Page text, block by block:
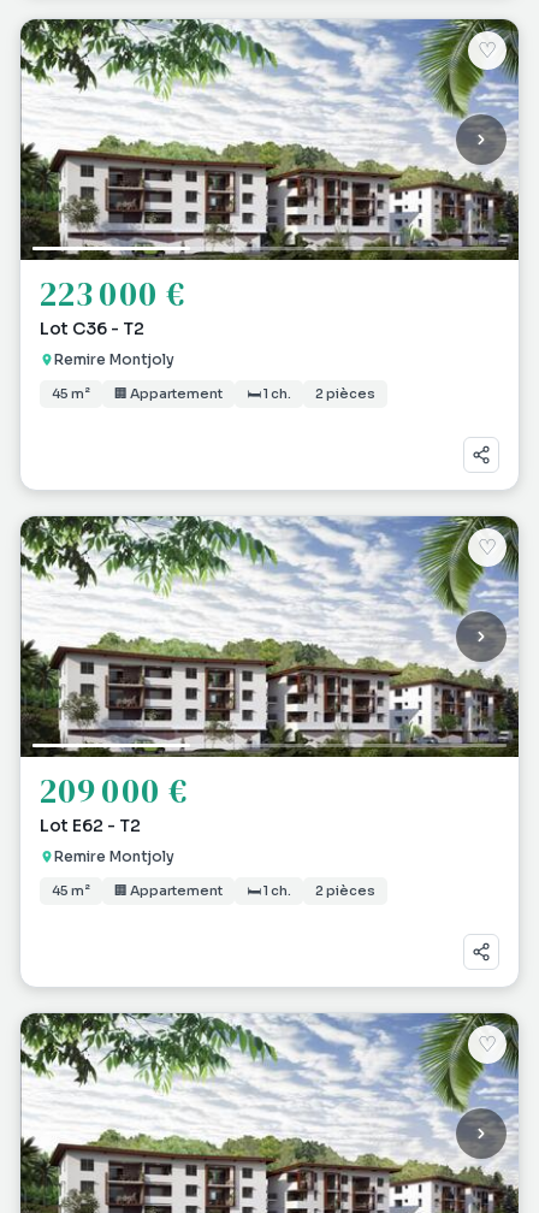
♡
223 000 €
Lot C36 - T2
Remire Montjoly
45 m² 🏢 Appartement 🛏 1 ch. 2 pièces
♡
209 000 €
Lot E62 - T2
Remire Montjoly
45 m² 🏢 Appartement 🛏 1 ch. 2 pièces
♡